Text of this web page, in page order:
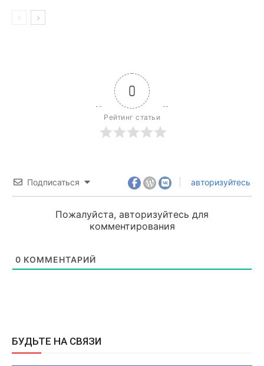
0
Рейтинг статьи
Подписаться авторизуйтесь
Пожалуйста, авторизуйтесь для
комментирования
0 КОММЕНТАРИЙ
БУДЬТЕ НА СВЯЗИ